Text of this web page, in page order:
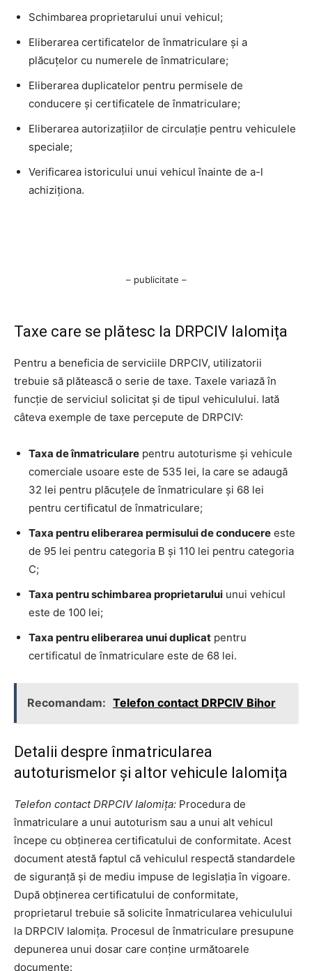
Schimbarea proprietarului unui vehicul;
Eliberarea certificatelor de înmatriculare și a
plăcuțelor cu numerele de înmatriculare;
Eliberarea duplicatelor pentru permisele de
conducere și certificatele de înmatriculare;
Eliberarea autorizațiilor de circulație pentru vehiculele
speciale;
Verificarea istoricului unui vehicul înainte de a-l
achiziționa.
– publicitate –
Taxe care se plătesc la DRPCIV Ialomița
Pentru a beneficia de serviciile DRPCIV, utilizatorii
trebuie să plătească o serie de taxe. Taxele variază în
funcție de serviciul solicitat și de tipul vehiculului. Iată
câteva exemple de taxe percepute de DRPCIV:
Taxa de înmatriculare pentru autoturisme și vehicule
comerciale usoare este de 535 lei, la care se adaugă
32 lei pentru plăcuțele de înmatriculare și 68 lei
pentru certificatul de înmatriculare;
Taxa pentru eliberarea permisului de conducere este
de 95 lei pentru categoria B și 110 lei pentru categoria
C;
Taxa pentru schimbarea proprietarului unui vehicul
este de 100 lei;
Taxa pentru eliberarea unui duplicat pentru
certificatul de înmatriculare este de 68 lei.
Recomandam: Telefon contact DRPCIV Bihor
Detalii despre înmatricularea
autoturismelor și altor vehicule Ialomița
Telefon contact DRPCIV Ialomița: Procedura de
înmatriculare a unui autoturism sau a unui alt vehicul
începe cu obținerea certificatului de conformitate. Acest
document atestă faptul că vehiculul respectă standardele
de siguranță și de mediu impuse de legislația în vigoare.
După obținerea certificatului de conformitate,
proprietarul trebuie să solicite înmatricularea vehiculului
la DRPCIV Ialomița. Procesul de înmatriculare presupune
depunerea unui dosar care conține următoarele
documente: